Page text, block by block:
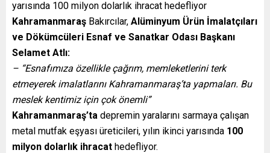
yarısında 100 milyon dolarlık ihracat hedefliyor
Kahramanmaraş Bakırcılar, Alüminyum Ürün İmalatçıları
ve Dökümcüleri Esnaf ve Sanatkar Odası Başkanı
Selamet Atlı:
– “Esnafımıza özellikle çağrım, memleketlerini terk
etmeyerek imalatlarını Kahramanmaraş’ta yapmaları. Bu
meslek kentimiz için çok önemli”
Kahramanmaraş’ta depremin yaralarını sarmaya çalışan
metal mutfak eşyası üreticileri, yılın ikinci yarısında 100
milyon dolarlık ihracat hedefliyor.